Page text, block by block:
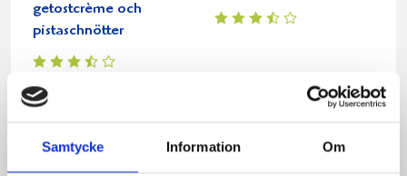
Samtycke Information Om
getostcrème och
pistaschnötter
Relaterade recept:
rostbiff biff ost